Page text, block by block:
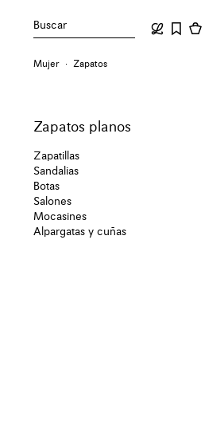
Buscar
Mujer Zapatos
Zapatos planos
Zapatillas
Sandalias
Botas
Salones
Mocasines
Alpargatas y cuñas